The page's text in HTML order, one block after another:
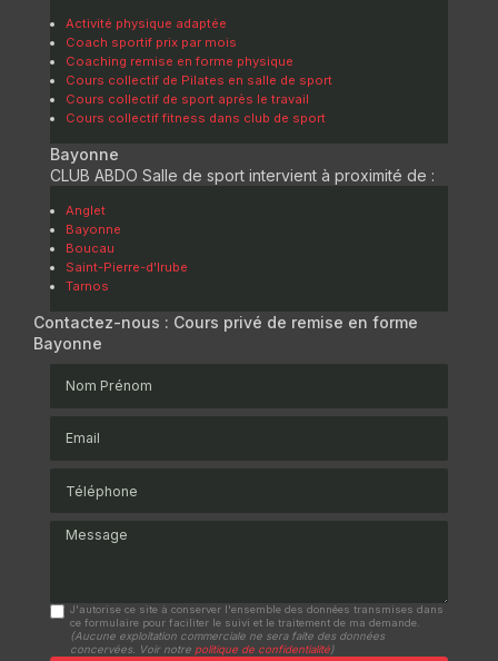
Activité physique adaptée
Coach sportif prix par mois
Coaching remise en forme physique
Cours collectif de Pilates en salle de sport
Cours collectif de sport après le travail
Cours collectif fitness dans club de sport
Bayonne
CLUB ABDO Salle de sport intervient à proximité de :
Anglet
Bayonne
Boucau
Saint-Pierre-d'Irube
Tarnos
Contactez-nous : Cours privé de remise en forme
Bayonne
Message
J'autorise ce site à conserver l'ensemble des données transmises dans
ce formulaire pour faciliter le suivi et le traitement de ma demande.
(Aucune exploitation commerciale ne sera faite des données
concervées. Voir notre politique de confidentialité)